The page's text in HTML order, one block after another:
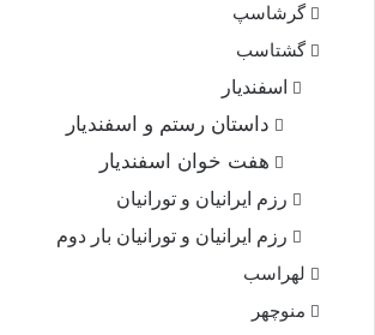
گرشاسپ
گشتاسب
اسفندیار
داستان رستم و اسفندیار
هفت خوان اسفندیار
رزم ایرانیان و تورانیان
رزم ایرانیان و تورانیان بار دوم
لهراسب
منوچهر